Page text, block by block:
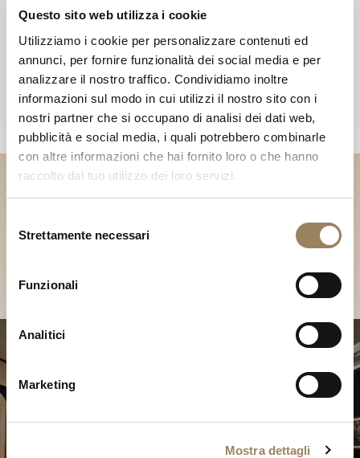
Questo sito web utilizza i cookie
Utilizziamo i cookie per personalizzare contenuti ed
annunci, per fornire funzionalità dei social media e per
analizzare il nostro traffico. Condividiamo inoltre
informazioni sul modo in cui utilizzi il nostro sito con i
nostri partner che si occupano di analisi dei dati web,
pubblicità e social media, i quali potrebbero combinarle
con altre informazioni che hai fornito loro o che hanno
raccolto dal tuo utilizzo dei loro servizi.
delStrettamente necessari
Funzionali
Analitici
Marketing
Mostra dettagli
Scopri le nostre collezioni in
Boutique